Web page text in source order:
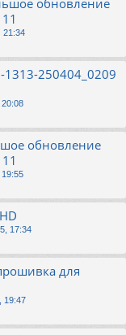
21:34
1313-250404_0209
обновление
17:34
для
19:47